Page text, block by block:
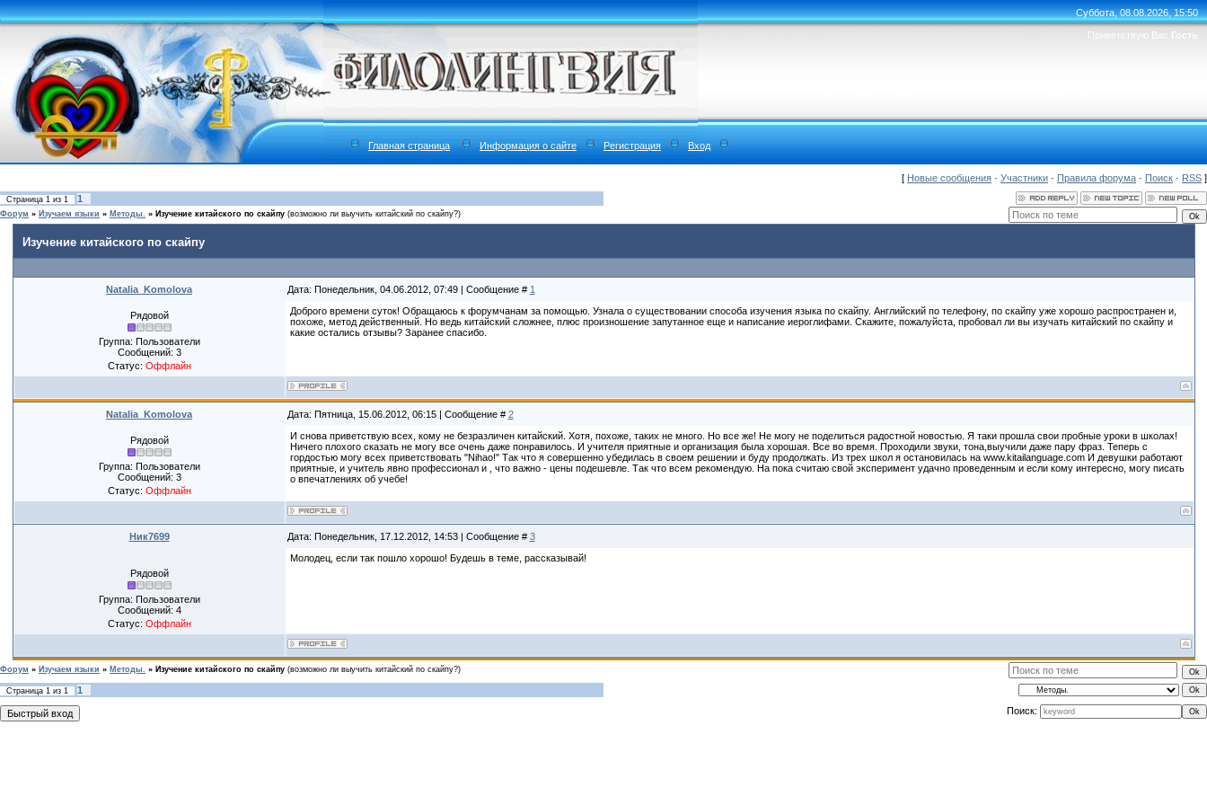
Суббота, 08.08.2026, 15:50
Приветствую Вас Гость
Главная страница Информация о сайте Регистрация Вход
[ Новые сообщения · Участники · Правила форума · Поиск · RSS ]
Страница 1 из 1 1
Форум » Изучаем языки » Методы. » Изучение китайского по скайпу (возможно ли выучить китайский по скайпу?)
Изучение китайского по скайпу
Natalia_Komolova Дата: Понедельник, 04.06.2012, 07:49 | Сообщение # 1
Рядовой
Группа: Пользователи
Сообщений: 3
Статус: Оффлайн
Доброго времени суток! Обращаюсь к форумчанам за помощью. Узнала о существовании способа изучения языка по скайпу. Английский по телефону, по скайпу уже хорошо распространен и,
похоже, метод действенный. Но ведь китайский сложнее, плюс произношение запутанное еще и написание иероглифами. Скажите, пожалуйста, пробовал ли вы изучать китайский по скайпу и
какие остались отзывы? Заранее спасибо.
Natalia_Komolova Дата: Пятница, 15.06.2012, 06:15 | Сообщение # 2
Рядовой
Группа: Пользователи
Сообщений: 3
Статус: Оффлайн
И снова приветствую всех, кому не безразличен китайский. Хотя, похоже, таких не много. Но все же! Не могу не поделиться радостной новостью. Я таки прошла свои пробные уроки в школах!
Ничего плохого сказать не могу все очень даже понравилось. И учителя приятные и организация была хорошая. Все во время. Проходили звуки, тона,выучили даже пару фраз. Теперь с
гордостью могу всех приветствовать "Nihao!" Так что я совершенно убедилась в своем решении и буду продолжать. Из трех школ я остановилась на www.kitailanguage.com И девушки работают
приятные, и учитель явно профессионал и , что важно - цены подешевле. Так что всем рекомендую. На пока считаю свой эксперимент удачно проведенным и если кому интересно, могу писать
о впечатлениях об учебе!
Ник7699 Дата: Понедельник, 17.12.2012, 14:53 | Сообщение # 3
Рядовой
Группа: Пользователи
Сообщений: 4
Статус: Оффлайн
Молодец, если так пошло хорошо! Будешь в теме, рассказывай!
Форум » Изучаем языки » Методы. » Изучение китайского по скайпу (возможно ли выучить китайский по скайпу?)
Страница 1 из 1
1
Поиск: